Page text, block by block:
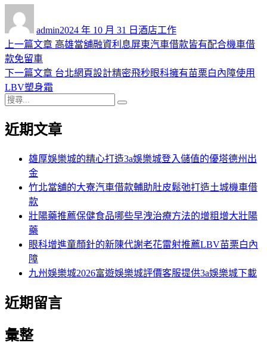
admin佈
日
2024 年 10 月 31 日 類
酒店工作
文
章
導
覽
上一篇文章 上
篇
高雄當舖融資利息屏東汽車借款皆有配合機車借
款免留車
下一篇文章 下
章:
台北網頁設計精密飛秒眼科擁有苗栗白內障使用
LBV塑身霜
搜
關
近期文章
雄厚娛樂城的精心打造3a娛樂城登入儲值的優塔德州出
金
竹北當舖的大寮汽車借款輔助肚皮鬆弛打造土城機車借
款
壯陽藥推薦保健食品哪些早洩治療方法的增粗增大壯陽
藥
眼科增進童顏針的新陳代謝老花雷射推薦LBV苗栗白內
障
九州娛樂城2026富遊娛樂城評價客服提供3a娛樂城下載
近期留言
彙整